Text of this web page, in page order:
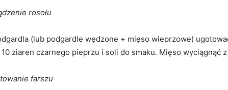
rosołu
(lub podgardle wędzone + mięso wieprzowe)
ziaren czarnego pieprzu i soli do smaku. Mięso wyciągnąć
farszu